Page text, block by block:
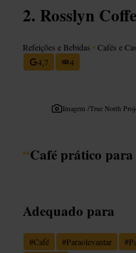
Rosslyn
Refeições e Bebidas •Cafés e
4,7
4
Imagem /True North
“Café prático para
Adequado para
#Café #Paraolevantar #